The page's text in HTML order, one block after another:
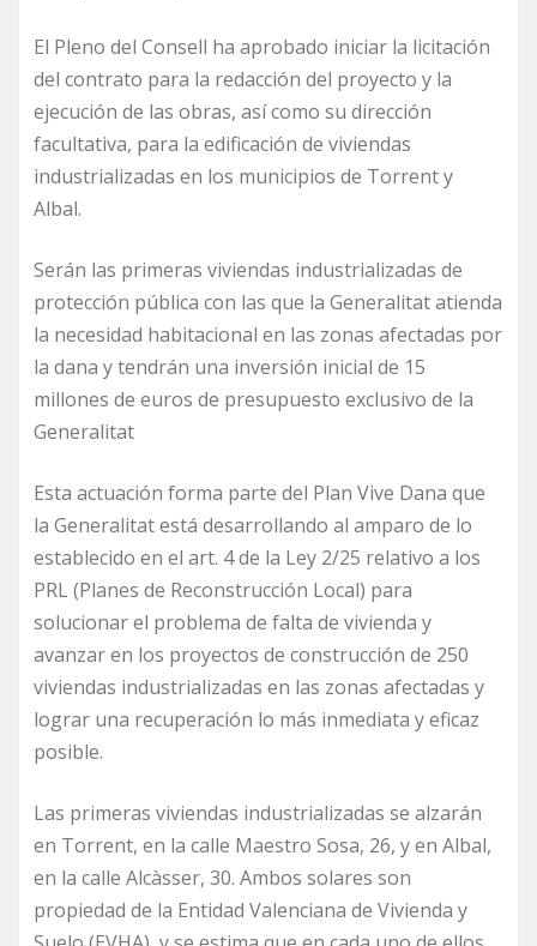
El Pleno del Consell ha aprobado iniciar la licitación
del contrato para la redacción del proyecto y la
ejecución de las obras, así como su dirección
facultativa, para la edificación de viviendas
industrializadas en los municipios de Torrent y
Albal.
Serán las primeras viviendas industrializadas de
protección pública con las que la Generalitat atienda
la necesidad habitacional en las zonas afectadas por
la dana y tendrán una inversión inicial de 15
millones de euros de presupuesto exclusivo de la
Generalitat
Esta actuación forma parte del Plan Vive Dana que
la Generalitat está desarrollando al amparo de lo
establecido en el art. 4 de la Ley 2/25 relativo a los
PRL (Planes de Reconstrucción Local) para
solucionar el problema de falta de vivienda y
avanzar en los proyectos de construcción de 250
viviendas industrializadas en las zonas afectadas y
lograr una recuperación lo más inmediata y eficaz
posible.
Las primeras viviendas industrializadas se alzarán
en Torrent, en la calle Maestro Sosa, 26, y en Albal,
en la calle Alcàsser, 30. Ambos solares son
propiedad de la Entidad Valenciana de Vivienda y